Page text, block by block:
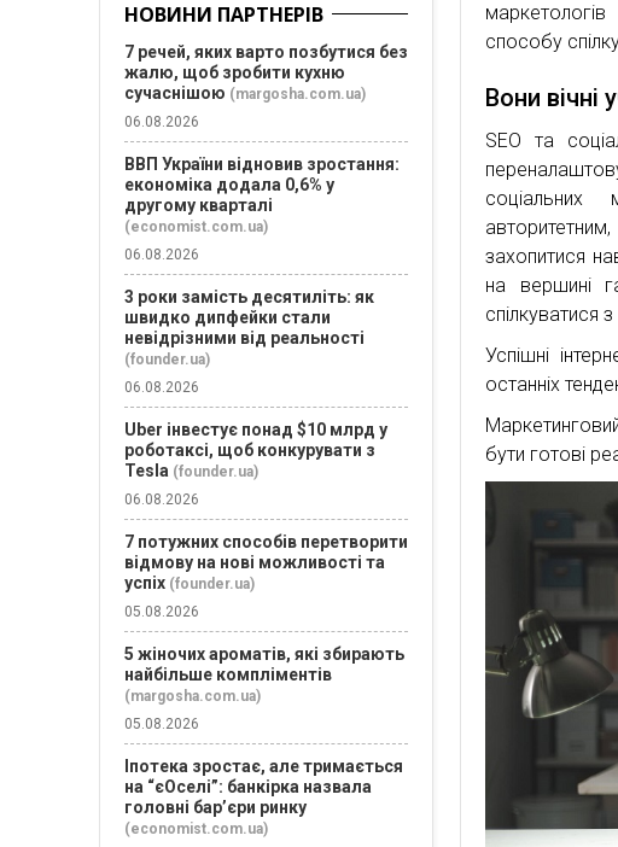
способу
Вони вічні
SEO та
захопитися
на вершині
спілкуватися
Успішні
останніх
бути готові
НОВИНИ ПАРТНЕРІВ
7 речей, яких варто позбутися без
жалю, щоб зробити кухню
сучаснішою (margosha.com.ua)
06.08.2026
ВВП України відновив зростання:
економіка додала 0,6% у
другому кварталі
(economist.com.ua)
06.08.2026
3 роки замість десятиліть: як
швидко дипфейки стали
невідрізними від реальності
(founder.ua)
06.08.2026
Uber інвестує понад $10 млрд у
роботаксі, щоб конкурувати з
Tesla (founder.ua)
06.08.2026
7 потужних способів перетворити
відмову на нові можливості та
успіх (founder.ua)
05.08.2026
5 жіночих ароматів, які збирають
найбільше компліментів
(margosha.com.ua)
05.08.2026
Іпотека зростає, але тримається
на “єОселі”: банкірка назвала
головні бар’єри ринку
(economist.com.ua)